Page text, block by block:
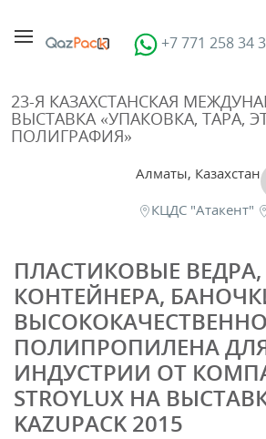
+7 771 258 34
23-Я КАЗАХСТАНСКАЯ
ВЫСТАВКА «УПАКОВКА, ТАРА,
ПОЛИГРАФИЯ»
Алматы, Казахстан
КЦДС "Атакент"
ПЛАСТИКОВЫЕ ВЕДРА,
КОНТЕЙНЕРА,
ПОЛИПРОПИЛЕНА
ИНДУСТРИИ ОТ
STROYLUX НА
KAZUPACK 2015